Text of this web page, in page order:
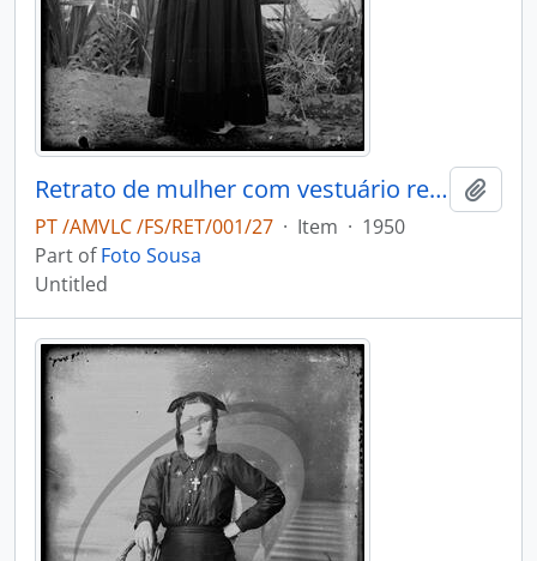
Retrato de mulher com vestuário regional
PT /AMVLC /FS/RET/001/27 · Item · 1950
Part ofFoto Sousa
Untitled